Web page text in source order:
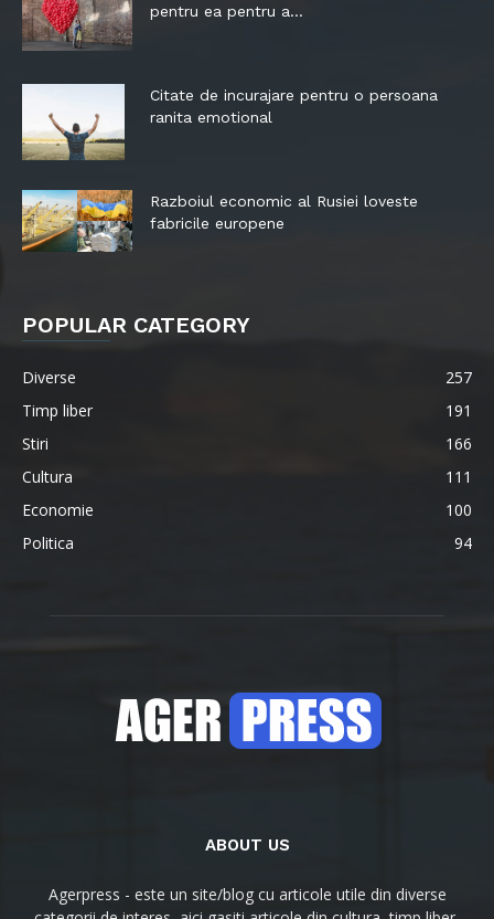
pentru ea pentru a...
Citate de incurajare pentru o persoana
ranita emotional
Razboiul economic al Rusiei loveste
fabricile europene
POPULAR CATEGORY
Diverse
257
Timp liber
191
Stiri
166
Cultura
111
Economie
100
Politica
94
ABOUT US
Agerpress - este un site/blog cu articole utile din diverse